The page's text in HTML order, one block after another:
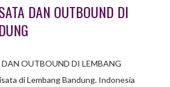
DAN OUTBOUND DI
OUTBOUND DI LEMBANG
di Lembang Bandung. Indonesia